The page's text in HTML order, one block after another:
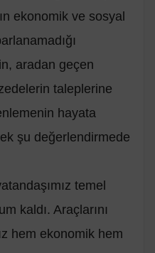
ekonomik ve sosyal
aradan geçen
taleplerine
hayata
şu değerlendirmede
temel
kaldı. Araçlarını
hem ekonomik hem